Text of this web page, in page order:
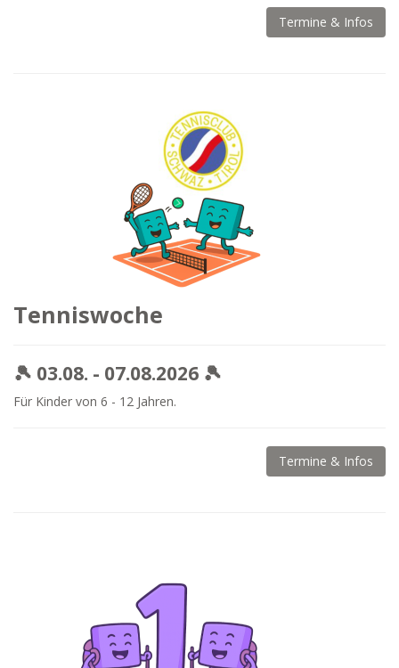
Termine & Infos
Tenniswoche
🎾 03.08. - 07.08.2026 🎾
Für Kinder von 6 - 12 Jahren.
Termine & Infos